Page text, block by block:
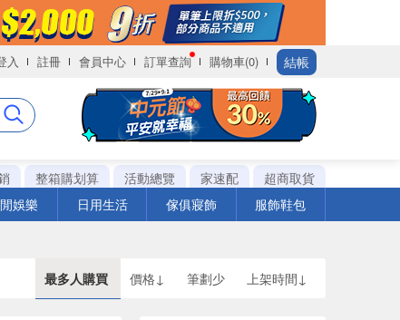
入 註冊 會員中心 訂單查詢 購物車(0) 結帳
整箱購划算 活動總覽 家速配
超商取貨
娛樂 日用生活 傢俱寢飾 服飾鞋包
最多人購買 價格↓ 筆劃少 上架時間↓